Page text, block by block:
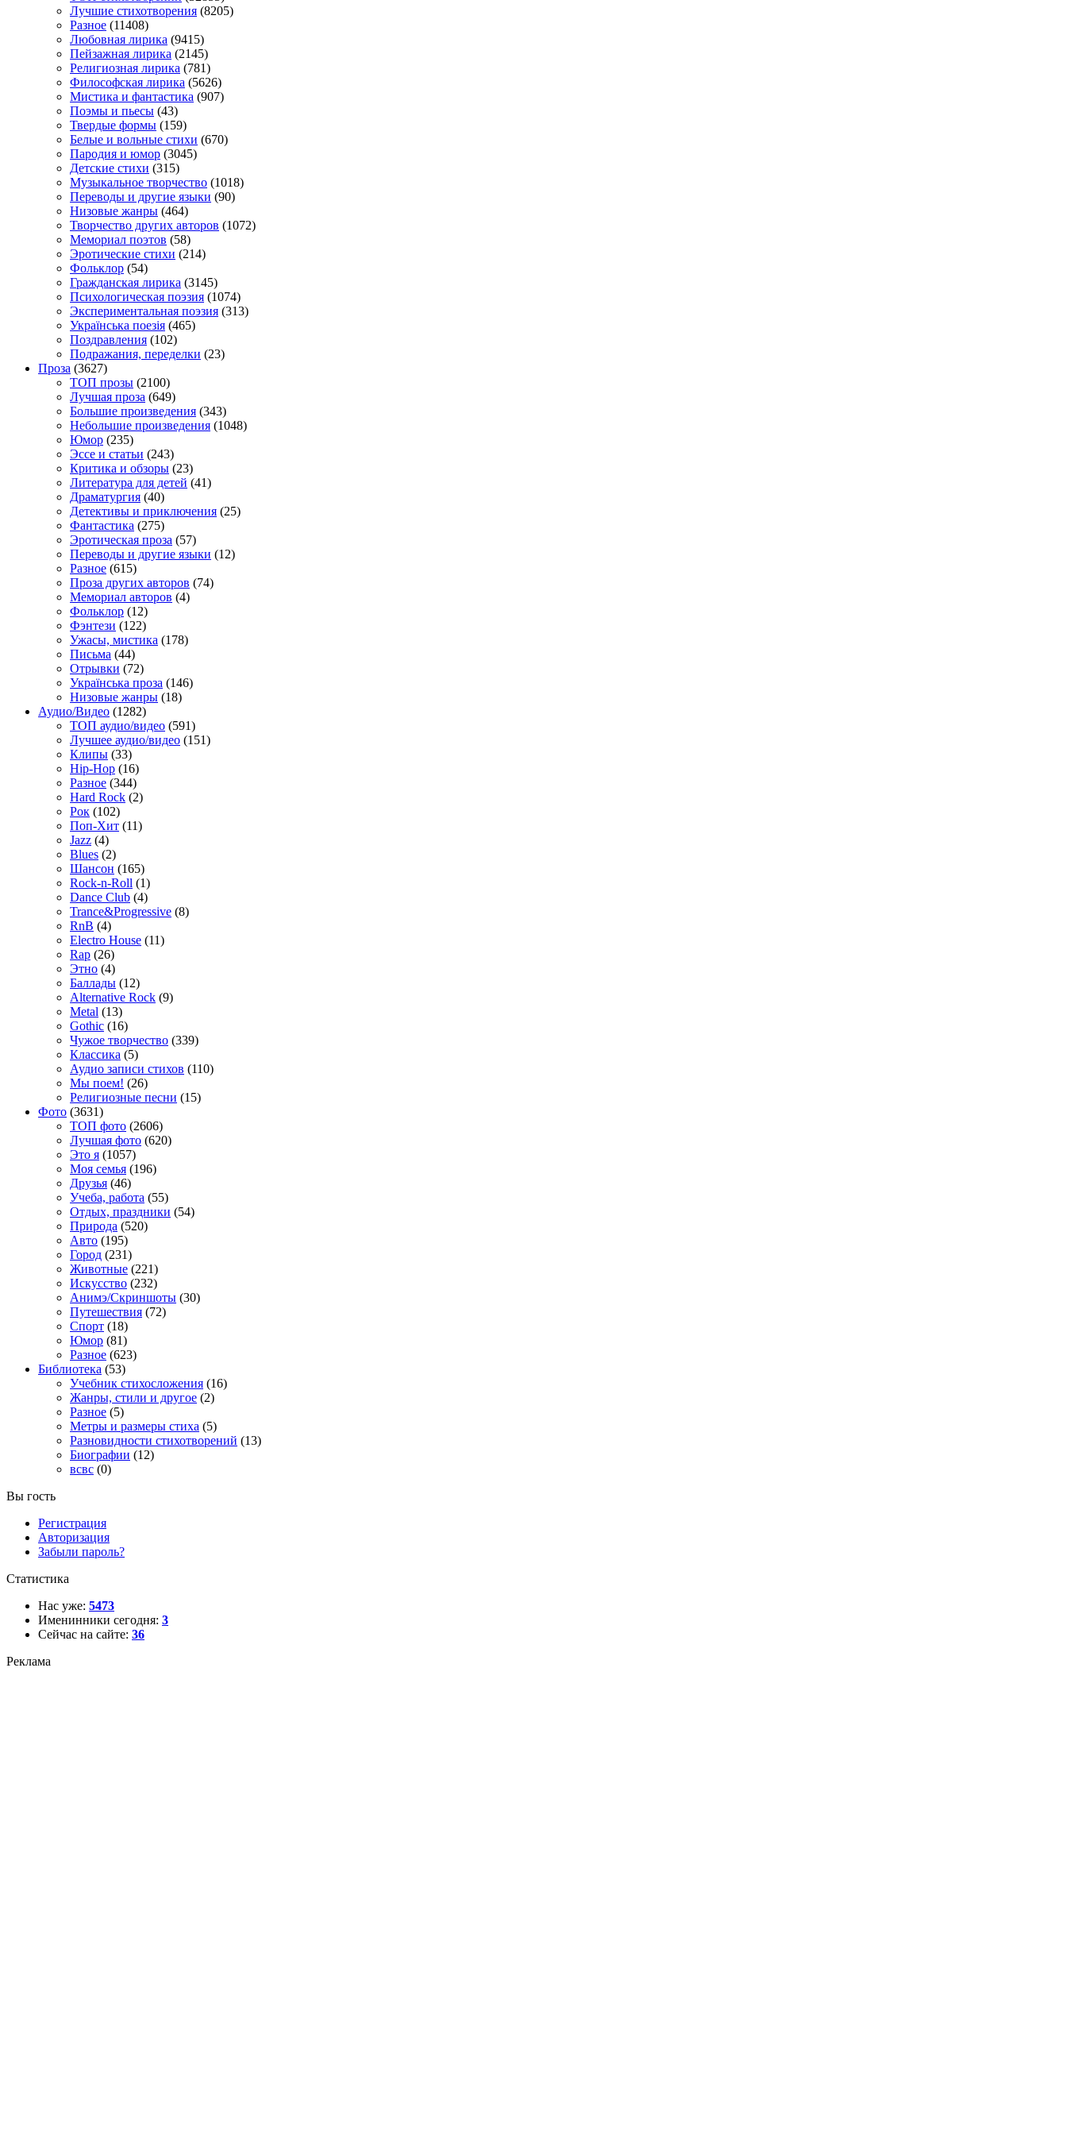
Лучшие стихотворения (8205)
Разное (11408)
Любовная лирика (9415)
Пейзажная лирика (2145)
Религиозная лирика (781)
Философская лирика (5626)
Мистика и фантастика (907)
Поэмы и пьесы (43)
Твердые формы (159)
Белые и вольные стихи (670)
Пародия и юмор (3045)
Детские стихи (315)
Музыкальное творчество (1018)
Переводы и другие языки (90)
Низовые жанры (464)
Творчество других авторов (1072)
Мемориал поэтов (58)
Эротические стихи (214)
Фольклор (54)
Гражданская лирика (3145)
Психологическая поэзия (1074)
Экспериментальная поэзия (313)
Українська поезія (465)
Поздравления (102)
Подражания, переделки (23)
Проза (3627)
TOП прозы (2100)
Лучшая проза (649)
Большие произведения (343)
Небольшие произведения (1048)
Юмор (235)
Эссе и статьи (243)
Критика и обзоры (23)
Литература для детей (41)
Драматургия (40)
Детективы и приключения (25)
Фантастика (275)
Эротическая проза (57)
Переводы и другие языки (12)
Разное (615)
Проза других авторов (74)
Мемориал авторов (4)
Фольклор (12)
Фэнтези (122)
Ужасы, мистика (178)
Письма (44)
Отрывки (72)
Українська проза (146)
Низовые жанры (18)
Аудио/Видео (1282)
TOП аудио/видео (591)
Лучшее аудио/видео (151)
Клипы (33)
Hip-Hop (16)
Разное (344)
Hard Rock (2)
Рок (102)
Поп-Хит (11)
Jazz (4)
Blues (2)
Шансон (165)
Rock-n-Roll (1)
Dance Club (4)
Trance&Progressive (8)
RnB (4)
Electro House (11)
Rap (26)
Этно (4)
Баллады (12)
Alternative Rock (9)
Metal (13)
Gothic (16)
Чужое творчество (339)
Классика (5)
Аудио записи стихов (110)
Мы поем! (26)
Религиозные песни (15)
Фото (3631)
TOП фото (2606)
Лучшая фото (620)
Это я (1057)
Моя семья (196)
Друзья (46)
Учеба, работа (55)
Отдых, праздники (54)
Природа (520)
Авто (195)
Город (231)
Животные (221)
Искусство (232)
Анимэ/Скриншоты (30)
Путешествия (72)
Спорт (18)
Юмор (81)
Разное (623)
Библиотека (53)
Учебник стихосложения (16)
Жанры, стили и другое (2)
Разное (5)
Метры и размеры стиха (5)
Разновидности стихотворений (13)
Биографии (12)
всвс (0)
Вы гость
Регистрация
Авторизация
Забыли пароль?
Статистика
Нас уже: 5473
Именинники сегодня: 3
Сейчас на сайте: 36
Реклама